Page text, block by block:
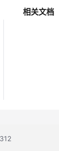
相关文档